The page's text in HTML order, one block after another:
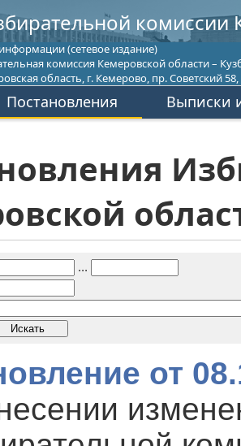
комиссии
(сетевое издание)
комиссия Кемеровской области –
область, г. Кемерово, пр. Советский 58,
Постановления Выписки
...
от